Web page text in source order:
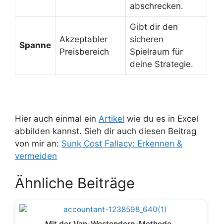
abschrecken.
Spanne
Akzeptabler
Preisbereich
Gibt dir den
sicheren
Spielraum für
deine Strategie.
Hier auch einmal ein Artikel wie du es in Excel
abbilden kannst. Sieh dir auch diesen Beitrag
von mir an: Sunk Cost Fallacy: Erkennen &
vermeiden
Ähnliche Beiträge